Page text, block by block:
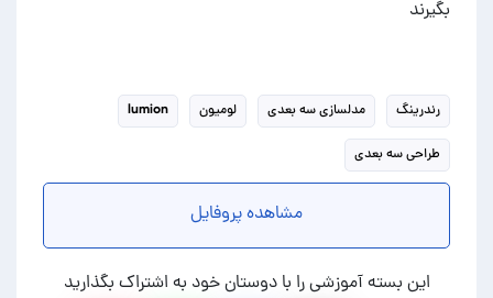
بگیرند
رندرینگ مدلسازی سه بعدی لومیون lumion
طراحی سه بعدی
مشاهده پروفایل
این بسته آموزشی را با دوستان خود به اشتراک بگذارید